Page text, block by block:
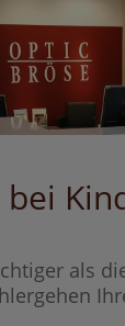
als